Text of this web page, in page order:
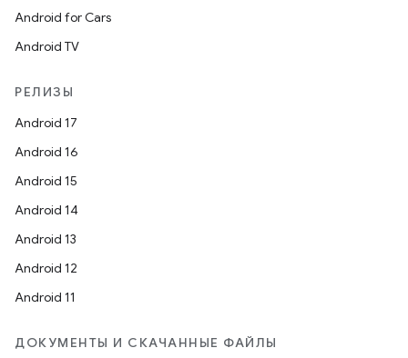
Android for Cars
Android TV
РЕЛИЗЫ
Android 17
Android 16
Android 15
Android 14
Android 13
Android 12
Android 11
ДОКУМЕНТЫ И СКАЧАННЫЕ ФАЙЛЫ